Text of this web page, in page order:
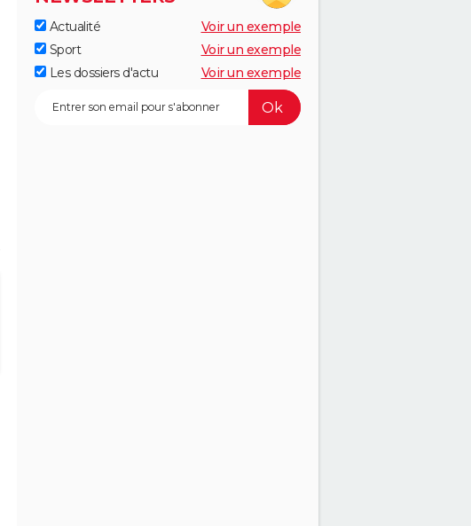
Actualité
Voir un exemple
Sport
Voir un exemple
Les dossiers d'actu
Voir un exemple